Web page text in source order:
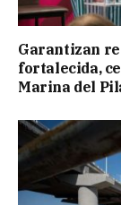
Garantizan
fortalecida,
Marina del